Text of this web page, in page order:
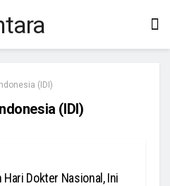
(IDI)
(IDI)
Dokter Nasional, Ini